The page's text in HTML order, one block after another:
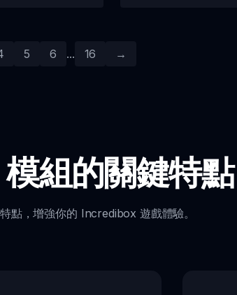
5 6 ... 16 →
組的關鍵特點
點，增強你的 Incredibox 遊戲體驗。